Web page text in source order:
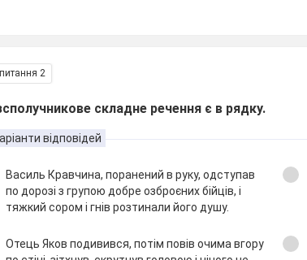
2
складне речення є в рядку.
відповідей
Василь Кравчина, поранений в руку, одступав
по дорозі з групою добре озброєних бійців, і
тяжкий сором і гнів розтинали його душу.
Отець Яков подивився, потім повів очима вгору